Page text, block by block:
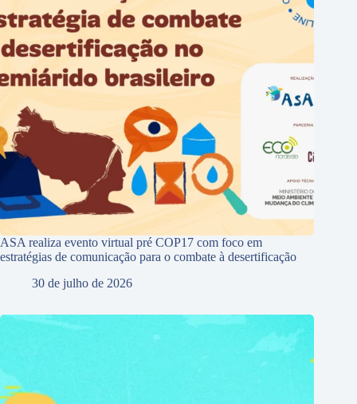
ASA realiza evento virtual pré COP17 com foco em
estratégias de comunicação para o combate à desertificação
30 de julho de 2026